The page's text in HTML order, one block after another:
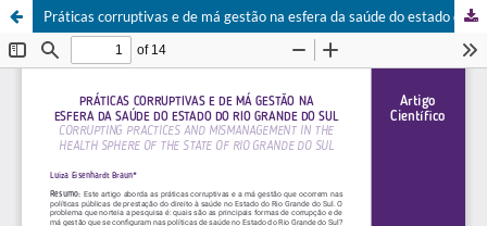
Práticas corruptivas e de má gestão na esfera da saúde do estado do Rio Grande do Sul